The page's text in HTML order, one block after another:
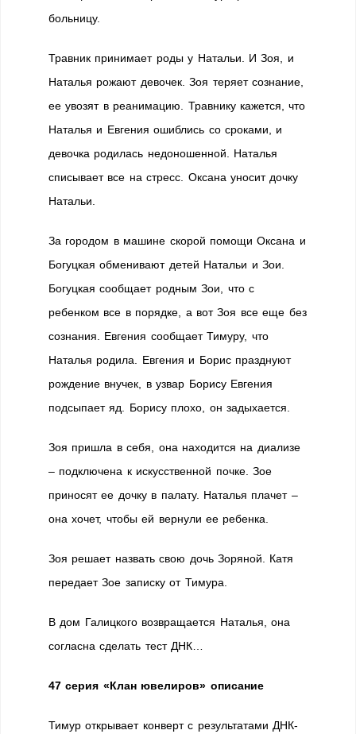
больницу.
Травник принимает роды у Натальи. И Зоя, и
Наталья рожают девочек. Зоя теряет сознание,
ее увозят в реанимацию. Травнику кажется, что
Наталья и Евгения ошиблись со сроками, и
девочка родилась недоношенной. Наталья
списывает все на стресс. Оксана уносит дочку
Натальи.
За городом в машине скорой помощи Оксана и
Богуцкая обменивают детей Натальи и Зои.
Богуцкая сообщает родным Зои, что с
ребенком все в порядке, а вот Зоя все еще без
сознания. Евгения сообщает Тимуру, что
Наталья родила. Евгения и Борис празднуют
рождение внучек, в узвар Борису Евгения
подсыпает яд. Борису плохо, он задыхается.
Зоя пришла в себя, она находится на диализе
– подключена к искусственной почке. Зое
приносят ее дочку в палату. Наталья плачет –
она хочет, чтобы ей вернули ее ребенка.
Зоя решает назвать свою дочь Зоряной. Катя
передает Зое записку от Тимура.
В дом Галицкого возвращается Наталья, она
согласна сделать тест ДНК…
47 серия «Клан ювелиров» описание
Тимур открывает конверт с результатами ДНК-